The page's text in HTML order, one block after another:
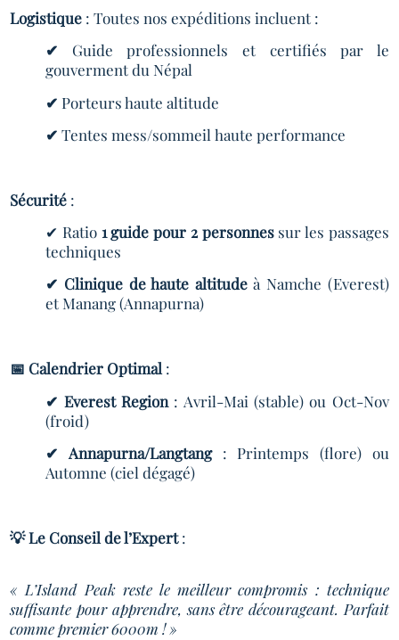
Logistique : Toutes nos expéditions incluent :
✔ Guide professionnels et certifiés par le
gouverment du Népal
✔ Porteurs haute altitude
✔Tentes mess/sommeil haute performance
Sécurité :
✔ Ratio 1 guide pour 2 personnes sur les passages
techniques
✔ Clinique de haute altitudeà Namche (Everest)
et Manang (Annapurna)
📅 Calendrier Optimal :
✔ Everest Region: Avril-Mai (stable) ou Oct-Nov
(froid)
✔ Annapurna/Langtang: Printemps (flore) ou
Automne (ciel dégagé)
💡 Le Conseil de l’Expert:
« L’Island Peak reste le meilleur compromis : technique
suffisante pour apprendre, sans être décourageant. Parfait
comme premier 6000m ! »